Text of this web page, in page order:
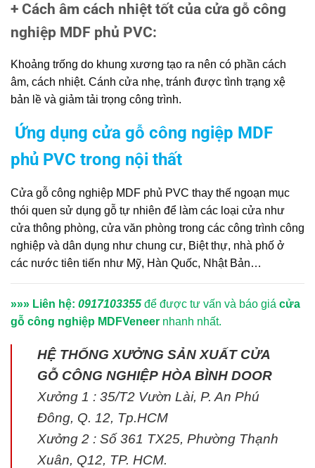
+ Cách âm cách nhiệt tốt của cửa gỗ công
nghiệp MDF phủ PVC:
Khoảng trống do khung xương tạo ra nên có phần cách
âm, cách nhiệt. Cánh cửa nhẹ, tránh được tình trạng xệ
bản lề và giảm tải trọng công trình.
Ứng dụng cửa gỗ công ngiệp MDF
phủ PVC trong nội thất
Cửa gỗ công nghiệp MDF phủ PVC thay thế ngoạn mục
thói quen sử dụng gỗ tự nhiên để làm các loại cửa như
cửa thông phòng, cửa văn phòng trong các công trình công
nghiệp và dân dụng như chung cư, Biệt thự, nhà phố ở
các nước tiên tiến như Mỹ, Hàn Quốc, Nhật Bản…
»»» Liên hệ: 0917103355 để được tư vấn và báo giá cửa
gỗ công nghiệp MDFVeneer nhanh nhất.
HỆ THỐNG XƯỞNG SẢN XUẤT CỬA
GỖ CÔNG NGHIỆP HÒA BÌNH DOOR
Xưởng 1 : 35/T2 Vườn Lài, P. An Phú
Đông, Q. 12, Tp.HCM
Xưởng 2 : Số 361 TX25, Phường Thạnh
Xuân, Q12, TP. HCM.